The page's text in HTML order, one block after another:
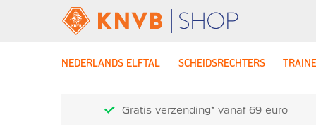
NEDERLANDS ELFTAL SCHEIDSRECHTERS
Gratis verzending* vanaf 69 euro